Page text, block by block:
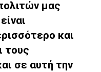
μας
και
τους
σε αυτή την